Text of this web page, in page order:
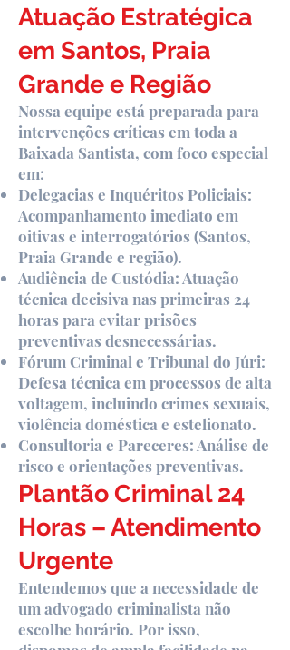
Atuação Estratégica
em Santos, Praia
Grande e Região
Nossa equipe está preparada para
intervenções críticas em toda a
Baixada Santista, com foco especial
em:
Delegacias e Inquéritos Policiais:
Acompanhamento imediato em
oitivas e interrogatórios (Santos,
Praia Grande e região).
Audiência de Custódia: Atuação
técnica decisiva nas primeiras 24
horas para evitar prisões
preventivas desnecessárias.
Fórum Criminal e Tribunal do Júri:
Defesa técnica em processos de alta
voltagem, incluindo crimes sexuais,
violência doméstica e estelionato.
Consultoria e Pareceres: Análise de
risco e orientações preventivas.
Plantão Criminal 24
Horas – Atendimento
Urgente
Entendemos que a necessidade de
um advogado criminalista não
escolhe horário. Por isso,